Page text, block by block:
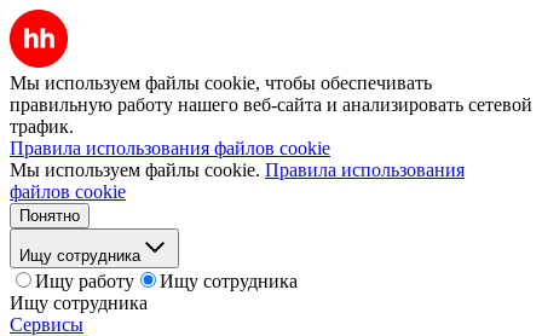
Мы используем файлы cookie, чтобы обеспечивать
правильную работу нашего веб-сайта и анализировать сетевой
трафик.
Правила использования файлов cookie
Мы используем файлы cookie. Правила использования
файлов cookie
Понятно
Ищу сотрудника
Ищу работу
Ищу сотрудника
Ищу сотрудника
Сервисы